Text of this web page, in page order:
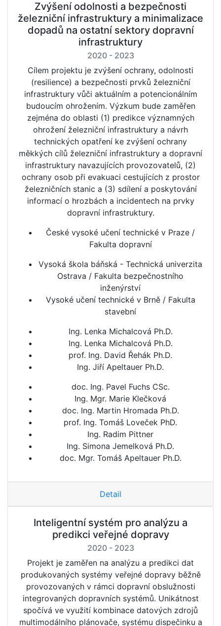
Zvýšení odolnosti a bezpečnosti
železniční infrastruktury a minimalizace
dopadů na ostatní sektory dopravní
infrastruktury
2020 - 2023
Cílem projektu je zvýšení ochrany, odolnosti
(resilience) a bezpečnosti prvků železniční
infrastruktury vůči aktuálním a potencionálním
budoucím ohrožením. Výzkum bude zaměřen
zejména do oblasti (1) predikce významných
ohrožení železniční infrastruktury a návrh
technických opatření ke zvýšení ochrany
měkkých cílů železniční infrastruktury a dopravní
infrastruktury navazujících provozovatelů, (2)
ochrany osob při evakuaci cestujících z prostor
železničních stanic a (3) sdílení a poskytování
informací o hrozbách a incidentech na prvky
dopravní infrastruktury.
České vysoké učení technické v Praze /
Fakulta dopravní
Vysoká škola báňská - Technická univerzita
Ostrava / Fakulta bezpečnostního
inženýrství
Vysoké učení technické v Brně / Fakulta
stavební
Ing. Lenka Michalcová Ph.D.
Ing. Lenka Michalcová Ph.D.
prof. Ing. David Řehák Ph.D.
Ing. Jiří Apeltauer Ph.D.
doc. Ing. Pavel Fuchs CSc.
Ing. Mgr. Marie Klečková
doc. Ing. Martin Hromada Ph.D.
prof. Ing. Tomáš Loveček PhD.
Ing. Radim Pittner
Ing. Simona Jemelková Ph.D.
doc. Mgr. Tomáš Apeltauer Ph.D.
Detail
Inteligentní systém pro analýzu a
predikci veřejné dopravy
2020 - 2023
Projekt je zaměřen na analýzu a predikci dat
produkovaných systémy veřejné dopravy běžně
provozovaných v rámci dopravní obslužnosti
integrovaných dopravních systémů. Unikátnost
spočívá ve využití kombinace datových zdrojů
multimodálního plánovače, systému dispečinku a